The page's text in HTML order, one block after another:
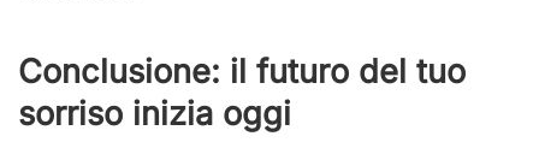
Conclusione: il futuro del tuo
sorriso inizia oggi